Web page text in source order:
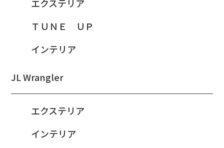
エクステリア
ＴＵＮＥ ＵＰ
インテリア
JL Wrangler
エクステリア
インテリア